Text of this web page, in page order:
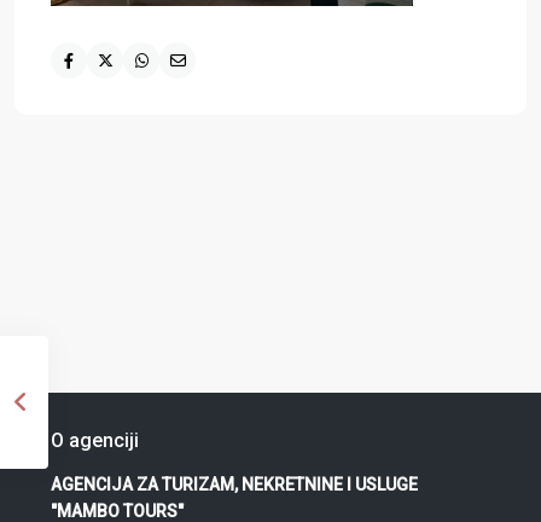
O agenciji
AGENCIJA ZA TURIZAM, NEKRETNINE I USLUGE
"MAMBO TOURS"